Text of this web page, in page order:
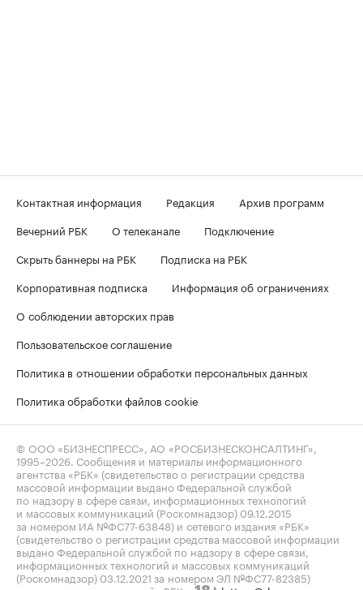
Контактная информация Редакция
Архив программ
Вечерний РБК
О телеканале
Подключение
Скрыть баннеры на РБК
Подписка на РБК
Корпоративная подписка
Информация об ограничениях
О соблюдении авторских прав
Пользовательское соглашение
Политика в отношении обработки персональных данных
Политика обработки файлов cookie
© ООО «БИЗНЕСПРЕСС», АО «РОСБИЗНЕСКОНСАЛТИНГ»,
1995–2026 . Сообщения и материалы информационного
агентства «РБК» (свидетельство о регистрации средства
массовой информации выдано Федеральной службой
по надзору в сфере связи, информационных технологий
и массовых коммуникаций (Роскомнадзор) 09.12.2015
за номером ИА №ФС77-63848) и сетевого издания «РБК»
(свидетельство о регистрации средства массовой информации
выдано Федеральной службой по надзору в сфере связи,
информационных технологий и массовых коммуникаций
(Роскомнадзор) 03.12.2021 за номером ЭЛ №ФС77-82385)